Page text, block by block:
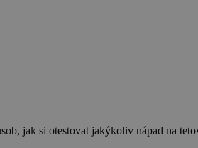
jak si otestovat jakýkoliv nápad na